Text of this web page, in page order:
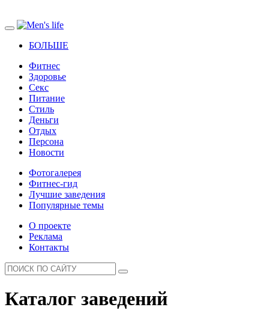
БОЛЬШЕ
Фитнес
Здоровье
Секс
Питание
Стиль
Деньги
Отдых
Персона
Новости
Фотогалерея
Фитнес-гид
Лучшие заведения
Популярные темы
О проекте
Реклама
Контакты
Каталог заведений